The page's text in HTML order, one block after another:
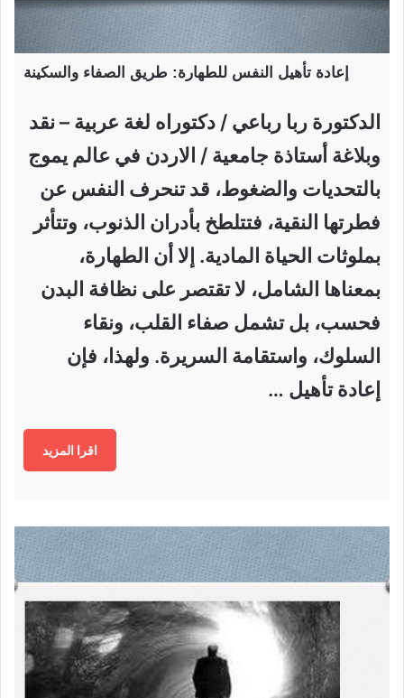
إعادة تأهيل النفس للطهارة: طريق الصفاء والسكينة
الدكتورة ربا رباعي / دكتوراه لغة عربية – نقد
وبلاغة أستاذة جامعية / الاردن في عالم يموج
بالتحديات والضغوط، قد تنحرف النفس عن
فطرتها النقية، فتتلطخ بأدران الذنوب، وتتأثر
بملوثات الحياة المادية. إلا أن الطهارة،
بمعناها الشامل، لا تقتصر على نظافة البدن
فحسب، بل تشمل صفاء القلب، ونقاء
السلوك، واستقامة السريرة. ولهذا، فإن
إعادة تأهيل …
اقرا المزيد